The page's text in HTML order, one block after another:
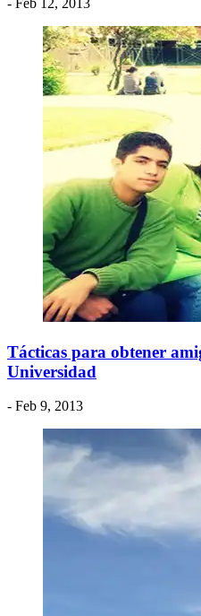
Tácticas para obtener
Universidad
- Feb 9, 2013